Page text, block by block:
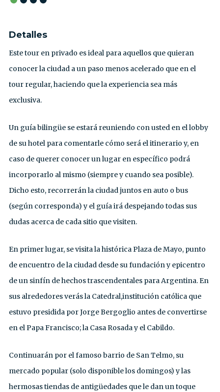
Detalles
Este tour en privado es ideal para aquellos que quieran
conocer la ciudad a un paso menos acelerado que en el
tour regular, haciendo que la experiencia sea más
exclusiva.
Un guía bilingüe se estará reuniendo con usted en el lobby
de su hotel para comentarle cómo será el itinerario y, en
caso de querer conocer un lugar en específico podrá
incorporarlo al mismo (siempre y cuando sea posible).
Dicho esto, recorrerán la ciudad juntos en auto o bus
(según corresponda) y el guía irá despejando todas sus
dudas acerca de cada sitio que visiten.
En primer lugar, se visita la histórica Plaza de Mayo, punto
de encuentro de la ciudad desde su fundación y epicentro
de un sinfín de hechos trascendentales para Argentina. En
sus alrededores verás la Catedral,institución católica que
estuvo presidida por Jorge Bergoglio antes de convertirse
en el Papa Francisco; la Casa Rosada y el Cabildo.
Continuarán por el famoso barrio de San Telmo, su
mercado popular (solo disponible los domingos) y las
hermosas tiendas de antigüedades que le dan un toque